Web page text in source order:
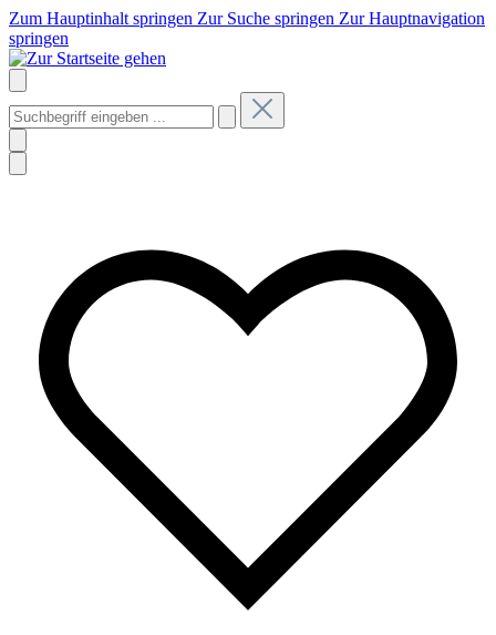
Zum Hauptinhalt springen Zur Suche springen Zur Hauptnavigation
springen